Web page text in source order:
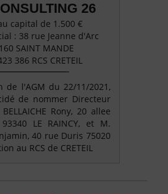
26
capital de 1.500 €
: 38 rue Jeanne d'Arc
SAINT MANDE
386 RCS CRETEIL
de l'AGM du 22/11/2021,
de nommer Directeur
Rony, 20 allee
LE RAINCY, et M.
40 rue Duris 75020
au RCS de CRETEIL